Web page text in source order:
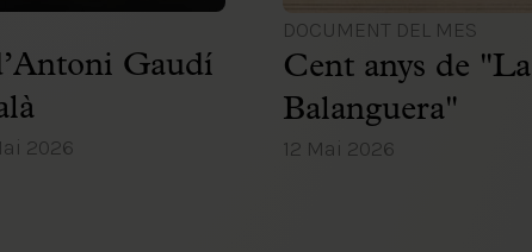
Gaudí
2026
DOCUMENT DEL MES
Cent anys de "La
Balanguera"
12 Mai 2026